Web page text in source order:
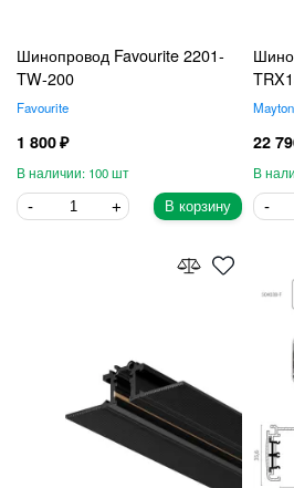
Шинопровод Favourite 2201-
TW-200
Favourite
1 800
100
В корзину
22